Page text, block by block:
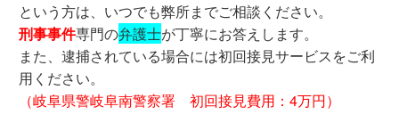
という方は、いつでも弊所までご相談ください。
刑事事件専門の弁護士が丁寧にお答えします。
また、逮捕されている場合には初回接見サービスをご利
用ください。
（岐阜県警岐阜南警察署 初回接見費用：4万円）